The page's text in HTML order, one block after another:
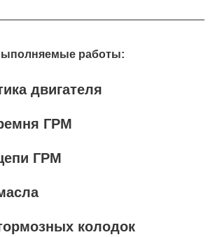
работы:
двигателя
ГРМ
ГРМ
колодок